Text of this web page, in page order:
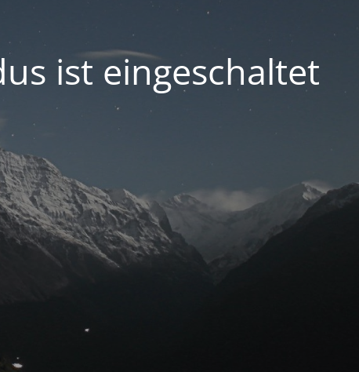
ist eingeschaltet